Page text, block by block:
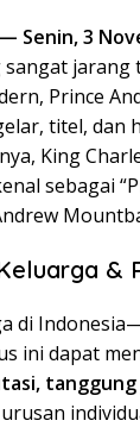
Senin, 3
jarang
Prince
titel, dan
King
sebagai
&
di
ini dapat
tanggung